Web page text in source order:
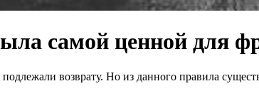
самой ценной для
возврату. Но из данного правила